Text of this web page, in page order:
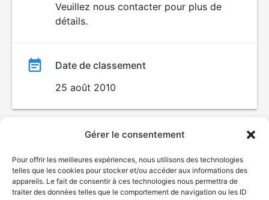
Gérer le consentement
Pour offrir les meilleures expériences, nous utilisons des technologies
telles que les cookies pour stocker et/ou accéder aux informations des
appareils. Le fait de consentir à ces technologies nous permettra de
traiter des données telles que le comportement de navigation ou les ID
VIOLENCE
Veuillez nous contacter pour plus de
détails.
Date de classement
25 août 2010